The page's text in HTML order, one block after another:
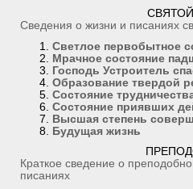
Сведения о жизни и писаниях
Светлое первобытное
Мрачное состояние
Господь Устроитель
Образование твердой
Состояние
Состояние приявших
Высшая степень
Будущая жизнь
Краткое сведение о
писаниях